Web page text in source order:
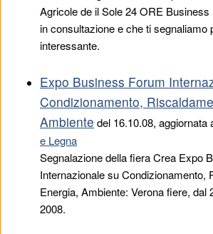
Agricole de il Sole 24 ORE
in consultazione e che ti segnaliamo
interessante.
Expo Business Forum
Condizionamento,
Ambiente del 16.10.08, aggiornata
e Legna
Segnalazione della fiera Crea Expo
Internazionale su Condizionamento,
Energia, Ambiente: Verona fiere, dal
2008.